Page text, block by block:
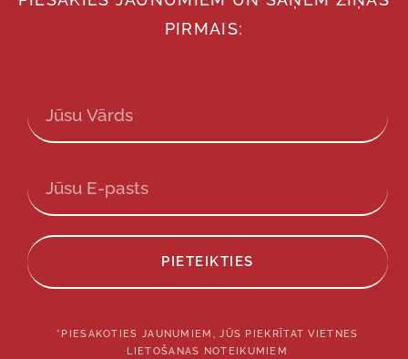
PIRMAIS:
PIETEIKTIES
*PIESAKOTIES JAUNUMIEM, JŪS PIEKRĪTAT VIETNES
LIETOŠANAS NOTEIKUMIEM